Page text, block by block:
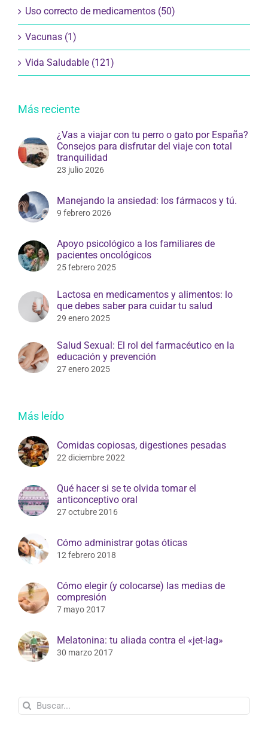
Uso correcto de medicamentos (50)
Vacunas (1)
Vida Saludable (121)
Más reciente
¿Vas a viajar con tu perro o gato por España?
Consejos para disfrutar del viaje con total
tranquilidad
23 julio 2026
Manejando la ansiedad: los fármacos y tú.
9 febrero 2026
Apoyo psicológico a los familiares de
pacientes oncológicos
25 febrero 2025
Lactosa en medicamentos y alimentos: lo
que debes saber para cuidar tu salud
29 enero 2025
Salud Sexual: El rol del farmacéutico en la
educación y prevención
27 enero 2025
Más leído
Comidas copiosas, digestiones pesadas
22 diciembre 2022
Qué hacer si se te olvida tomar el
anticonceptivo oral
27 octubre 2016
Cómo administrar gotas óticas
12 febrero 2018
Cómo elegir (y colocarse) las medias de
compresión
7 mayo 2017
Melatonina: tu aliada contra el «jet-lag»
30 marzo 2017
Buscar: